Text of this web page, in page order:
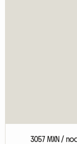
3057 MXN /